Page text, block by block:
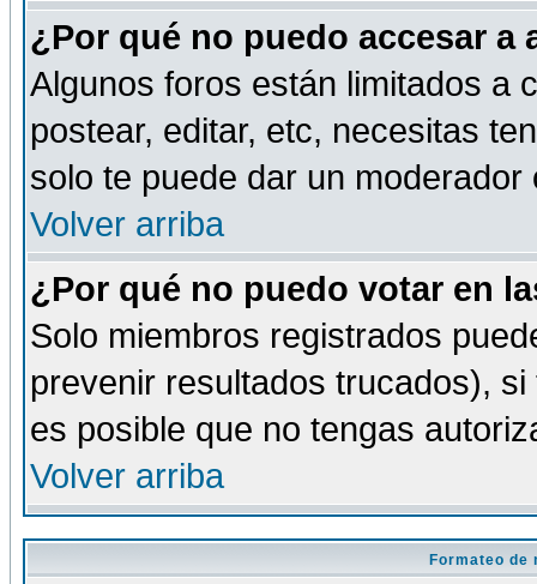
¿Por qué no puedo accesar a
Algunos foros están limitados a
postear, editar, etc, necesitas
solo te puede dar un
Volver arriba
¿Por qué no puedo votar en
Solo miembros registrados
prevenir resultados trucados),
es posible que no tengas
Volver arriba
Formateo de